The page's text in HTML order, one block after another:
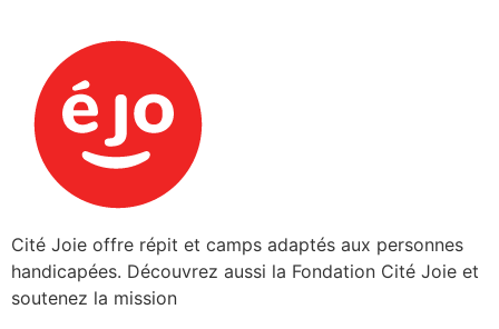
Cité Joie offre répit et camps adaptés aux personnes
handicapées. Découvrez aussi la Fondation Cité Joie et
soutenez la mission